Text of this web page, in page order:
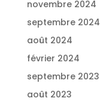
novembre 2024
septembre 2024
août 2024
février 2024
septembre 2023
août 2023